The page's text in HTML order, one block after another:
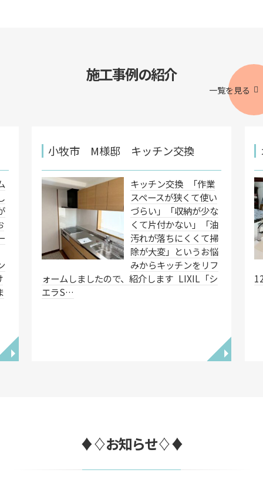
施工事例の紹介
一覧を見る
◥
小牧市 M様邸 キッチン交換
キッチン交換 「作業
スペースが狭くて使い
づらい」「収納が少な
くて片付かない」「油
汚れが落ちにくくて掃
除が大変」というお悩
みからキッチンをリフ
ォームしましたので、紹介します LIXIL「シ
エラS…
◥
♦♢お知らせ♢♦